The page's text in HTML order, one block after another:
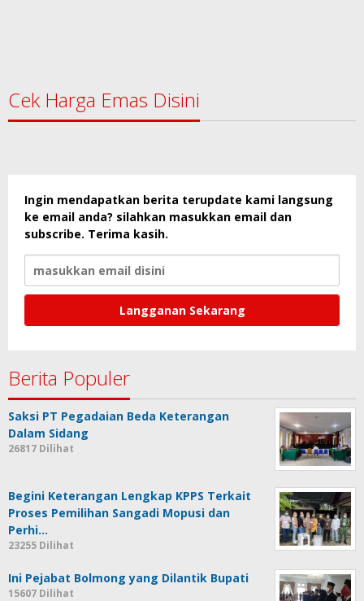
Cek Harga Emas Disini
Ingin mendapatkan berita terupdate kami langsung
ke email anda? silahkan masukkan email dan
subscribe. Terima kasih.
Berita Populer
Saksi PT Pegadaian Beda Keterangan
Dalam Sidang
26817 Dilihat
Begini Keterangan Lengkap KPPS Terkait
Proses Pemilihan Sangadi Mopusi dan
Perhi…
23255 Dilihat
Ini Pejabat Bolmong yang Dilantik Bupati
15607 Dilihat